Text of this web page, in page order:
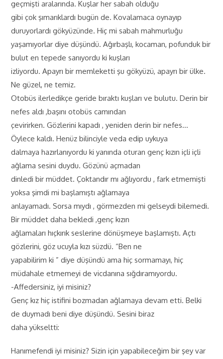
geçmişti aralarında. Kuşlar her sabah olduğu
gibi çok şımarıklardı bugün de. Kovalamaca oynayıp
duruyorlardı gökyüzünde. Hiç mi sabah mahmurluğu
yaşamıyorlar diye düşündü. Ağırbaşlı, kocaman, pofunduk bir
bulut en tepede sanıyordu ki kuşları
izliyordu. Apayrı bir memleketti şu gökyüzü, apayrı bir ülke.
Ne güzel, ne temiz.
Otobüs ilerledikçe geride bıraktı kuşları ve bulutu. Derin bir
nefes aldı ,başını otobüs camından
çevirirken. Gözlerini kapadı , yeniden derin bir nefes…
Öylece kaldı. Henüz bilinciyle veda edip uykuya
dalmaya hazırlanıyordu ki yanında oturan genç kızın içli içli
ağlama sesini duydu. Gözünü açmadan
dinledi bir müddet. Çoktandır mı ağlıyordu , fark etmemişti
yoksa şimdi mi başlamıştı ağlamaya
anlayamadı. Sorsa mıydı , görmezden mi gelseydi bilemedi.
Bir müddet daha bekledi ,genç kızın
ağlamaları hıçkırık seslerine dönüşmeye başlamıştı. Açtı
gözlerini, göz ucuyla kızı süzdü. “Ben ne
yapabilirim ki ” diye düşündü ama hiç sormamayı, hiç
müdahale etmemeyi de vicdanına sığdıramıyordu.
-Affedersiniz, iyi misiniz?
Genç kız hiç istifini bozmadan ağlamaya devam etti. Belki
de duymadı beni diye düşündü. Sesini biraz
daha yükseltti:
Hanımefendi iyi misiniz? Sizin için yapabileceğim bir şey var